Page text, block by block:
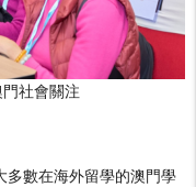
社會關注
多數在海外留學的澳門學